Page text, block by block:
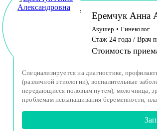
Принимает детей
Еремчук Анна
Акушер • Гинеколог
Стаж 24 года / Врач
Стоимость
Специализируется на диагностике,
(различной этиологии), воспалительные
передающиеся половым путем), молочница,
проблемам невынашивания беременности,